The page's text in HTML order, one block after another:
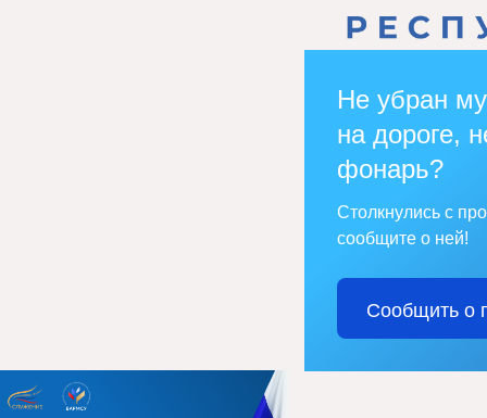
Не убран
на дороге,
фонарь?
Столкнулись с
сообщите о ней!
Сообщить о